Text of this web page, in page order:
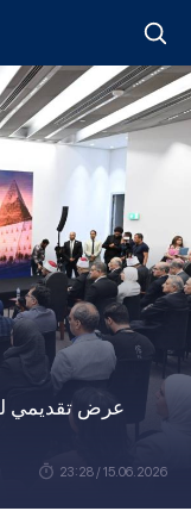
عرض تقديمي
23:28 / 15.06.2026